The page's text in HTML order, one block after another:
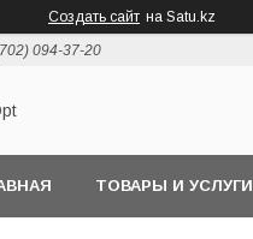
Создать сайт на Satu.kz
094-37-20
ТОВАРЫ И УСЛУГИ